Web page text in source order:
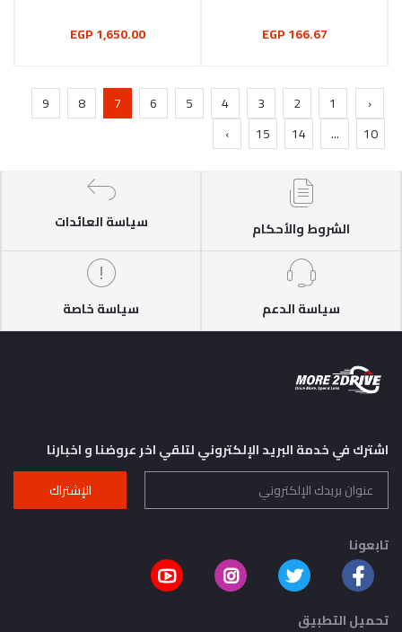
166.67 EGP
1,650.00 EGP
‹
1
2
3
4
5
6
7
8
9
10
...
14
15
›
الشروط والأحكام سياسة العائدات
سياسة الدعم سياسة خاصة
اشترك في خدمة البريد الإلكتروني لتلقي اخر عروضنا و اخبارنا
الإشتراك
تابعونا
تحميل التطبيق